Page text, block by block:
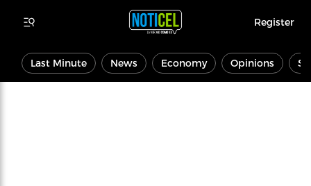
Register
Last Minute News Economy Opinions